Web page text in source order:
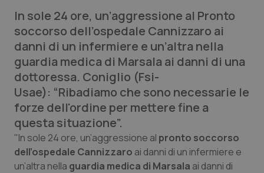
Lettere al direttore
Edizioni Regionali
QS Pro
Professionisti Sanitari.AI
Abruzzo
Basilicata
QS Pro Gold
Artrite & artrosi
QS Club Newsletter
In sole 24 ore, un’aggressione al Pronto
soccorso dell’ospedale Cannizzaro ai
danni di un infermiere e un’altra nella
guardia medica di Marsala ai danni di una
dottoressa. Coniglio (Fsi-
Usae): “Ribadiamo che sono necessarie le
forze dell'ordine per mettere fine a
questa situazione”.
"In sole 24 ore, un’aggressione al pronto soccorso
dell’ospedale Cannizzaro ai danni di un infermiere e
un’altra nella guardia medica di Marsala ai danni di